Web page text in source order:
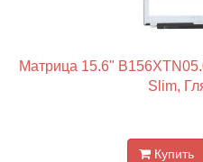
Матрица 15.6"
Slim,
Купить